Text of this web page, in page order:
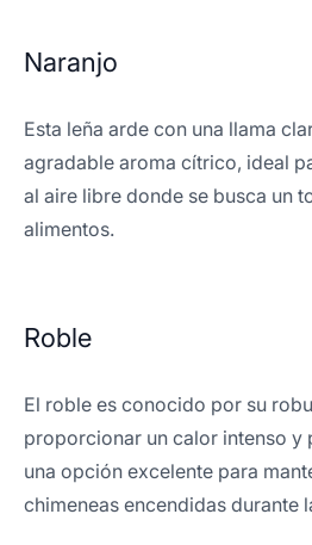
Naranjo
Esta leña arde con una llama
agradable aroma cítrico, ideal
al aire libre donde se busca un
alimentos.
Roble
El roble es conocido por su
proporcionar un calor intenso y
una opción excelente para
chimeneas encendidas durante